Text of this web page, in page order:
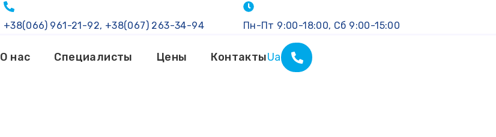
+38(066) 961-21-92, +38(067) 263-34-94 Пн-Пт 9:00-18:00, Сб 9:00-15:00
О нас Специалисты Цены КонтактыUa